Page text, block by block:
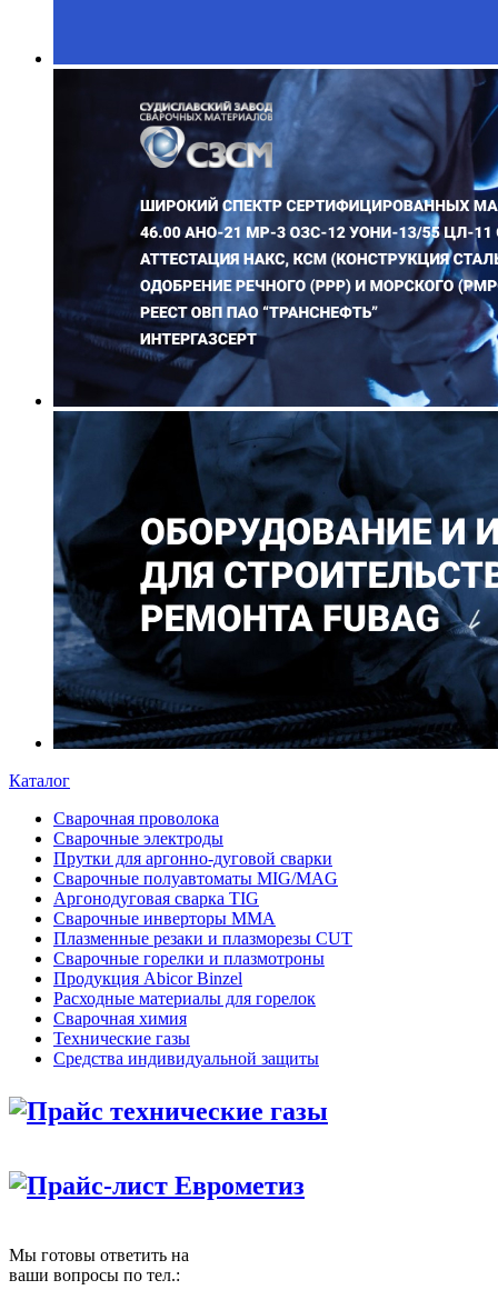
Каталог
Сварочная проволока
Сварочные электроды
Прутки для аргонно-дуговой сварки
Сварочные полуавтоматы MIG/MAG
Аргонодуговая сварка TIG
Сварочные инверторы MMA
Плазменные резаки и плазморезы CUT
Сварочные горелки и плазмотроны
Продукция Abicor Binzel
Расходные материалы для горелок
Сварочная химия
Технические газы
Средства индивидуальной защиты
Прайс технические газы
Прайс-лист Еврометиз
Мы готовы ответить на
ваши вопросы по тел.: